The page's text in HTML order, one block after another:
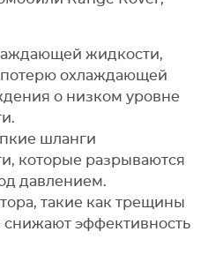
жидкости,
охлаждающей
о низком уровне
шланги
которые разрываются
давлением.
такие как трещины
снижают эффективность